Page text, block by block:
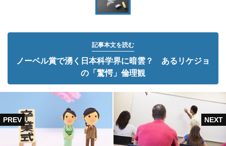
記事本文を読む
ノーベル賞で湧く日本科学界に暗雲？ あるリケジョ
の「驚愕」倫理観